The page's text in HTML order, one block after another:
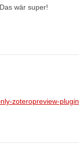
wär super!
zoteropreview-plugin